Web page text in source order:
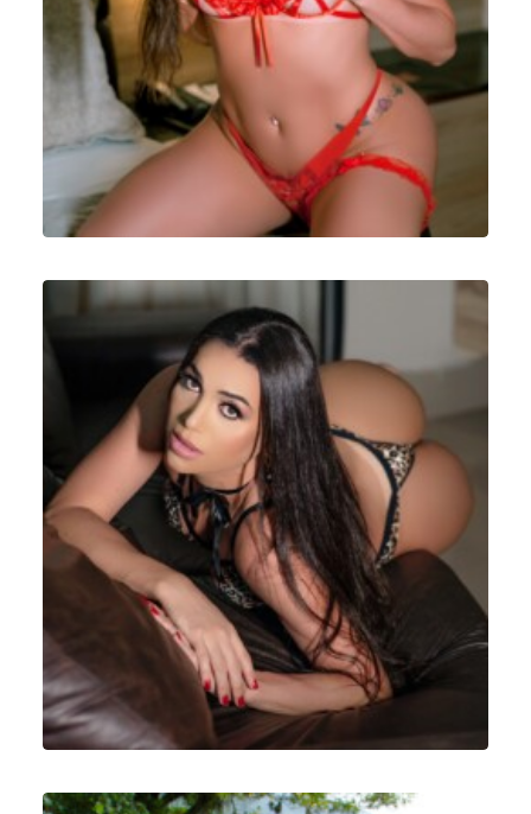
Ensaios Fotográficos
Ensaios Fotográficos